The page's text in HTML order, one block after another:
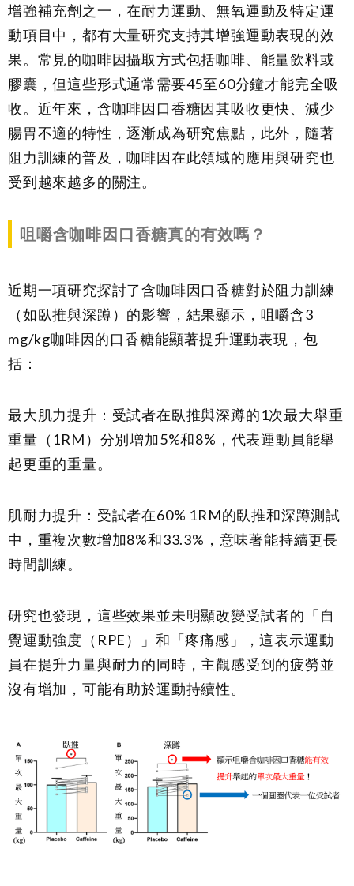
增強補充劑之一，在耐力運動、無氧運動及特定運
動項目中，都有大量研究支持其增強運動表現的效
果。常見的咖啡因攝取方式包括咖啡、能量飲料或
膠囊，但這些形式通常需要45至60分鐘才能完全吸
收。近年來，含咖啡因口香糖因其吸收更快、減少
腸胃不適的特性，逐漸成為研究焦點，此外，隨著
阻力訓練的普及，咖啡因在此領域的應用與研究也
受到越來越多的關注。
咀嚼含咖啡因口香糖真的有效嗎？
近期一項研究探討了含咖啡因口香糖對於阻力訓練
（如臥推與深蹲）的影響，結果顯示，咀嚼含3
mg/kg咖啡因的口香糖能顯著提升運動表現，包
括：
最大肌力提升：受試者在臥推與深蹲的1次最大舉重
重量（1RM）分別增加5%和8%，代表運動員能舉
起更重的重量。
肌耐力提升：受試者在60% 1RM的臥推和深蹲測試
中，重複次數增加8%和33.3%，意味著能持續更長
時間訓練。
研究也發現，這些效果並未明顯改變受試者的「自
覺運動強度（RPE）」和「疼痛感」，這表示運動
員在提升力量與耐力的同時，主觀感受到的疲勞並
沒有增加，可能有助於運動持續性。